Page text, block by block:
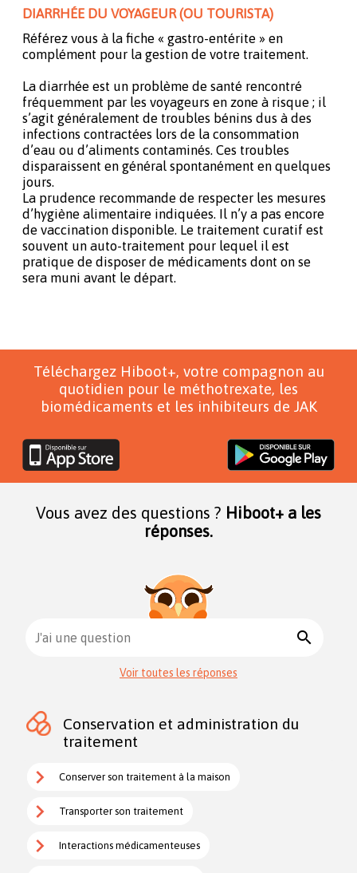
DIARRHÉE DU VOYAGEUR (OU TOURISTA)
Référez vous à la fiche « gastro-entérite » en
complément pour la gestion de votre traitement.
La diarrhée est un problème de santé rencontré
fréquemment par les voyageurs en zone à risque ; il
s’agit généralement de troubles bénins dus à des
infections contractées lors de la consommation
d’eau ou d’aliments contaminés. Ces troubles
disparaissent en général spontanément en quelques
jours.
La prudence recommande de respecter les mesures
d’hygiène alimentaire indiquées. Il n’y a pas encore
de vaccination disponible. Le traitement curatif est
souvent un auto-traitement pour lequel il est
pratique de disposer de médicaments dont on se
sera muni avant le départ.
Téléchargez Hiboot+, votre compagnon au
quotidien pour le méthotrexate, les
biomédicaments et les inhibiteurs de JAK
Vous avez des questions ? Hiboot+ a les
réponses.
J'ai une question search
Voir toutes les réponses
Conservation et administration du
traitement
Conserver son traitement à la maison
Transporter son traitement
Interactions médicamenteuses